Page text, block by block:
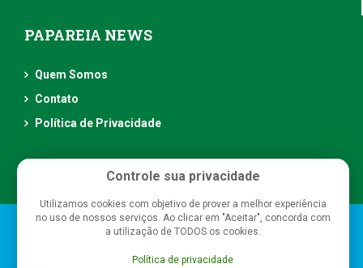
PAPAREIA NEWS
Quem Somos
Contato
Política de Privacidade
Papareia News - Todos os direitos reservados
Controle sua privacidade
Utilizamos cookies com objetivo de prover a melhor experiência
no uso de nossos serviços. Ao clicar em "Aceitar", concorda com
a utilização de TODOS os cookies.
Política de privacidade